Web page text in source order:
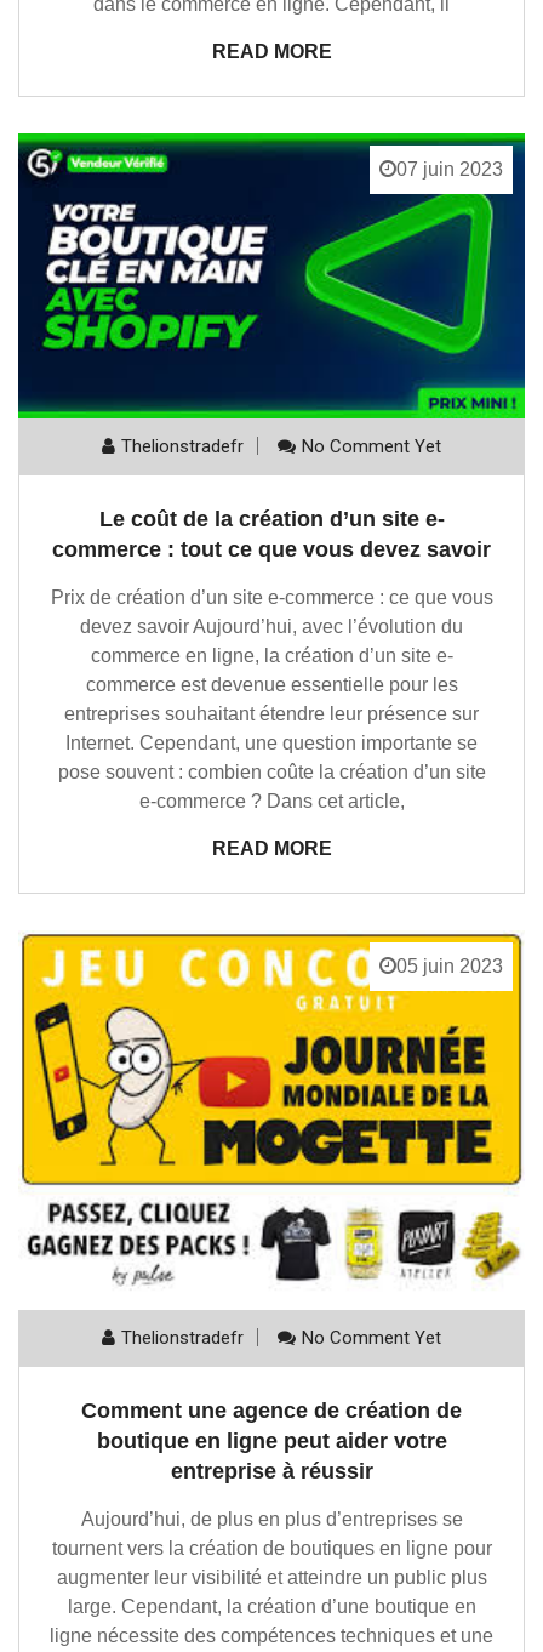
READ MORE
07 juin 2023
Thelionstradefr No Comment Yet
Le coût de la création d’un site e-
commerce : tout ce que vous devez savoir
Prix de création d’un site e-commerce : ce que vous
devez savoir Aujourd’hui, avec l’évolution du
commerce en ligne, la création d’un site e-
commerce est devenue essentielle pour les
entreprises souhaitant étendre leur présence sur
Internet. Cependant, une question importante se
pose souvent : combien coûte la création d’un site
e-commerce ? Dans cet article,
READ MORE
05 juin 2023
Thelionstradefr No Comment Yet
Comment une agence de création de
boutique en ligne peut aider votre
entreprise à réussir
Aujourd’hui, de plus en plus d’entreprises se
tournent vers la création de boutiques en ligne pour
augmenter leur visibilité et atteindre un public plus
large. Cependant, la création d’une boutique en
ligne nécessite des compétences techniques et une